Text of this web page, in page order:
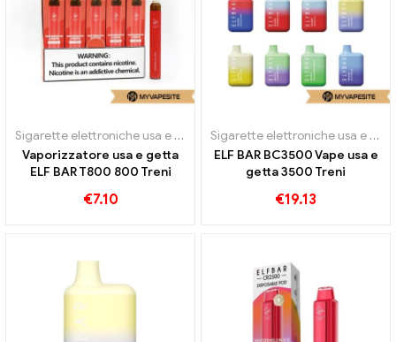
Sigarette elettroniche usa e getta
Vaporizzatore usa e getta
ELF BAR T800 800 Treni
€7.10
Sigarette elettroniche usa e getta
ELF BAR BC3500 Vape usa e
getta 3500 Treni
€19.13